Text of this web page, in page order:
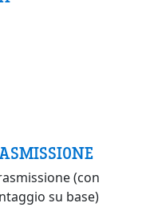
(con
su base)